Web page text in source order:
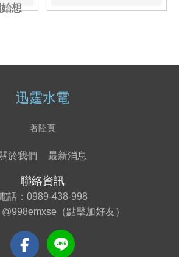
想
迅霆水電
著陸頁
關於我們 最新消息
聯絡資訊
話： 0989-438-998
@998emxse（點擊加好友）